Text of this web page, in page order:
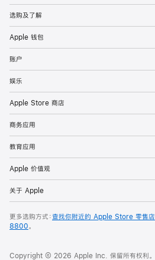
选购及了解
Apple 钱包
账户
娱乐
Apple Store 商店
商务应用
教育应用
Apple 价值观
关于 Apple
更多选购方式：查找你附近的 Apple Store 零售店
8800。
Copyright © 2026 Apple Inc. 保留所有权利。